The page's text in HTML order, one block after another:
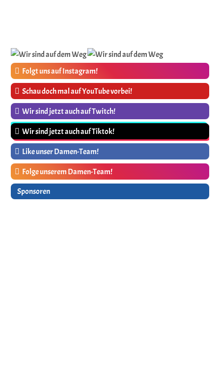
Folgt uns auf Instagram!
Schau doch mal auf YouTube vorbei!
Wir sind jetzt auch auf Twitch!
Wir sind jetzt auch auf Tiktok!
Like unser Damen-Team!
Folge unserem Damen-Team!
Sponsoren